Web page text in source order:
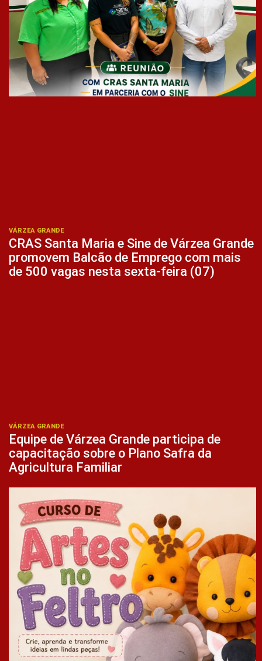
VÁRZEA GRANDE
CRAS Santa Maria e Sine de Várzea Grande
promovem Balcão de Emprego com mais
de 500 vagas nesta sexta-feira (07)
VÁRZEA GRANDE
Equipe de Várzea Grande participa de
capacitação sobre o Plano Safra da
Agricultura Familiar